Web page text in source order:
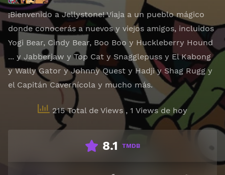
¡Bienvenido a Jellystone! Viaja a un pueblo mágico
donde conocerás a nuevos y viejos amigos, incluidos
Yogi Bear, Cindy Bear, Boo Boo y Huckleberry Hound
... y Jabberjaw y Top Cat y Snagglepuss y El Kabong
y Wally Gator y Johnny Quest y Hadji y Shag Rugg y
el Capitán Cavernícola y mucho más.
215 Total de Views, 1 Views de hoy
8.1 TMDB